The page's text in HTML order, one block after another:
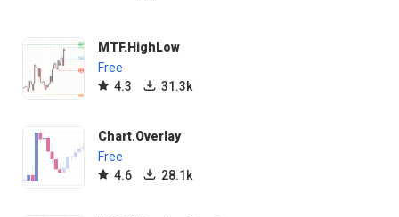
MTF.HighLow
Free
4.3
31.3k
Chart.Overlay
Free
4.6
28.1k